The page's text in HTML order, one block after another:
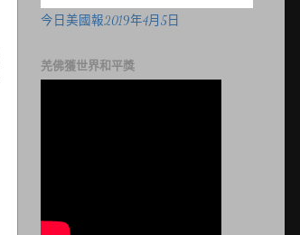
今日美國報2019年4月5日
羌佛獲世界和平獎